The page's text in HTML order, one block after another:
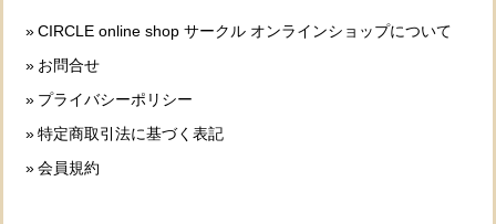
CIRCLE online shop サークル オンラインショップについて
お問合せ
プライバシーポリシー
特定商取引法に基づく表記
会員規約